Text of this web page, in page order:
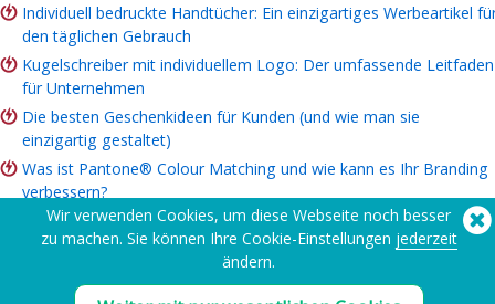
Individuell bedruckte Handtücher: Ein einzigartiges Werbeartikel
den täglichen Gebrauch
Kugelschreiber mit individuellem Logo: Der umfassende Leitfaden
für Unternehmen
Die besten Geschenkideen für Kunden (und wie man sie
einzigartig gestaltet)
Was ist Pantone® Colour Matching und wie kann es Ihr Branding
verbessern?
ROI von Markenartikeln: Lohnt es sich für Ihr Unternehmen?
Leitfaden für Wohltätigkeitsartikel: Ideen, Budget und
Wir verwenden Cookies, um diese Webseite noch besser
zu machen. Sie können Ihre Cookie-Einstellungen jederzeit
ändern.